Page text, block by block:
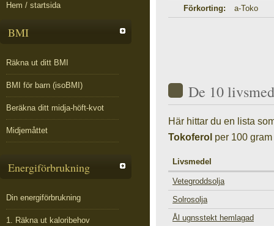
Hem / startsida
BMI
Räkna ut ditt BMI
BMI för barn (isoBMI)
Beräkna ditt midja-höft-kvot
Midjemåttet
Energiförbrukning
Din energiförbrukning
1. Räkna ut kaloribehov
Förkorting:
a-Toko
De 10
Här hittar du en lista
Tokoferol per 100
Livsmedel
Vetegroddsolja
Solrosolja
Ål ugnsstekt hemlagad